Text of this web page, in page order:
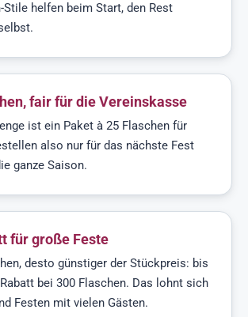
helfen beim Start, den Rest
fair für die Vereinskasse
ist ein Paket à 25 Flaschen für
also nur für das nächste Fest
ganze Saison.
für große Feste
desto günstiger der Stückpreis: bis
bei 300 Flaschen. Das lohnt sich
Festen mit vielen Gästen.